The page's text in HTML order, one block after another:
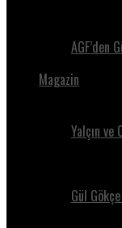
AGF’den
Magazin
Yalçın
Gül